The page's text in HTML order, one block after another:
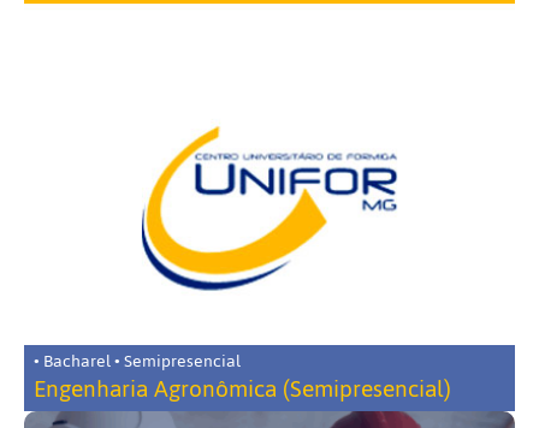
• Bacharel • Semipresencial
Engenharia Agronômica (Semipresencial)